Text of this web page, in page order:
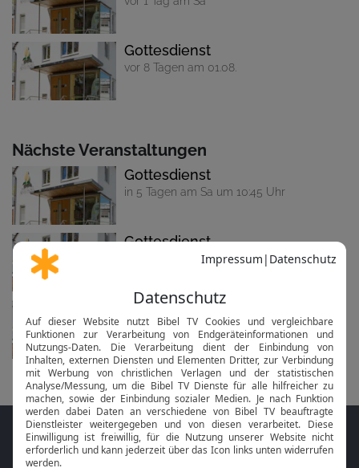
Gottesdienst
vor 8 Tagen am 01.08.
Nächste Veranstaltungen
Gottesdienst
in 5 Tagen am Sa um 10:45 Uhr
Gottesdienst
in 12 Tagen am 22.08. um 10:45 Uhr
Gottesdienst
in 19 Tagen am 29.08. um 10:45 Uhr
Folge MeinGottesdienst.com auf den
Sozialen Medien